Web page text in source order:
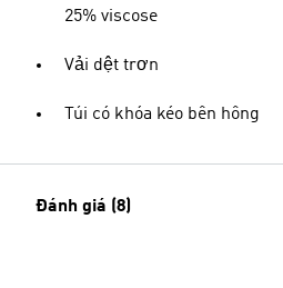
25% viscose
Vải dệt trơn
Túi có khóa kéo bên hông
Đánh giá (8)